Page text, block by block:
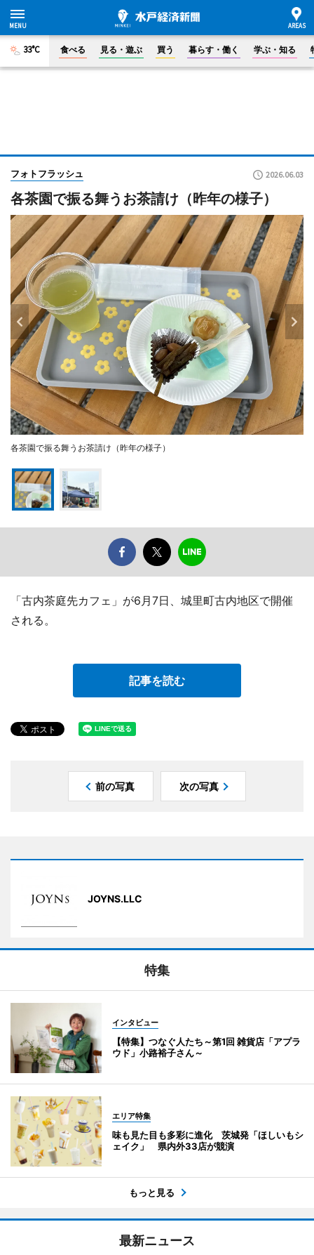
33°C 食べる 見る・遊ぶ 買う 暮らす・働く 学ぶ・知る
フォトフラッシュ 2026.06.03
各茶園で振る舞うお茶請け（昨年の様子）
各茶園で振る舞うお茶請け（昨年の様子）
「古内茶庭先カフェ」が6月7日、城里町古内地区で開催
される。
記事を読む
前の写真 次の写真
JOYNS.LLC
特集
インタビュー
【特集】つなぐ人たち～第1回 雑貨店「アプラ
ウド」小路裕子さん～
エリア特集
味も見た目も多彩に進化 茨城発「ほしいもシ
ェイク」 県内外33店が競演
もっと見る
最新ニュース